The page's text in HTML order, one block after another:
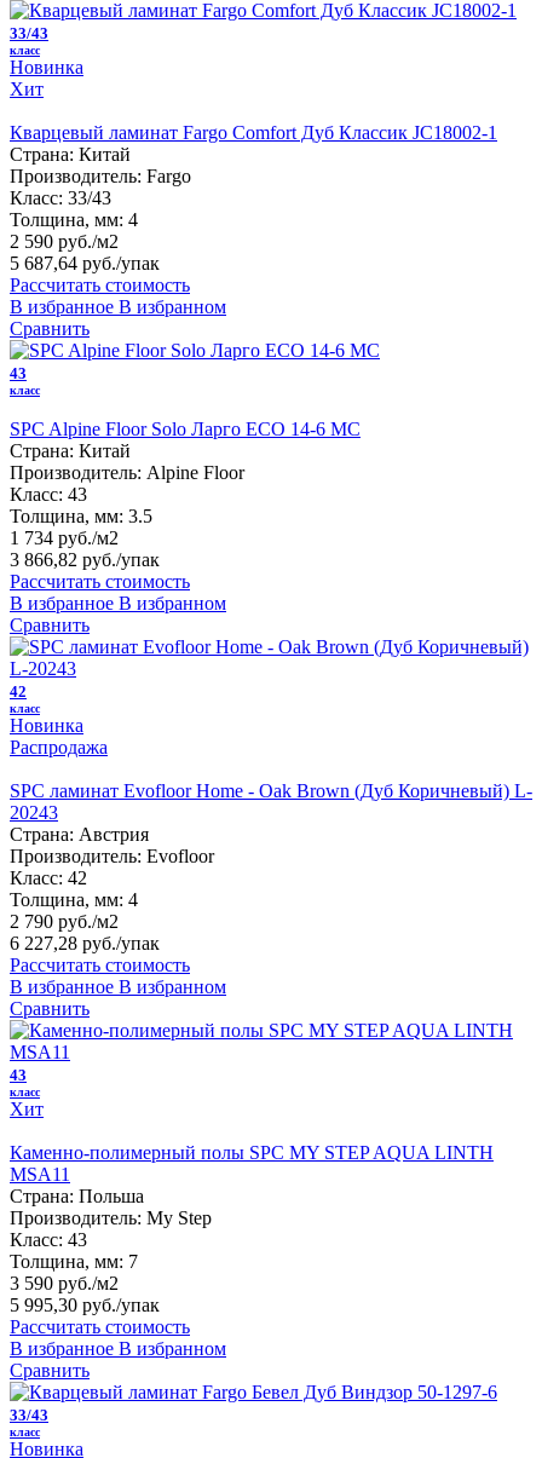
33/43
класс
Новинка
Хит
Кварцевый ламинат Fargo Comfort Дуб Классик JC18002-1
Страна: Китай
Производитель: Fargo
Класс: 33/43
Толщина, мм: 4
2 590 руб./м2
5 687,64 руб./упак
Рассчитать стоимость
В избранное В избранном
Сравнить
43
класс
SPC Alpine Floor Solo Ларго ЕСО 14-6 MC
Страна: Китай
Производитель: Alpine Floor
Класс: 43
Толщина, мм: 3.5
1 734 руб./м2
3 866,82 руб./упак
Рассчитать стоимость
В избранное В избранном
Сравнить
42
класс
Новинка
Распродажа
SPC ламинат Evofloor Home - Oak Brown (Дуб Коричневый) L-
20243
Страна: Австрия
Производитель: Evofloor
Класс: 42
Толщина, мм: 4
2 790 руб./м2
6 227,28 руб./упак
Рассчитать стоимость
В избранное В избранном
Сравнить
43
класс
Хит
Каменно-полимерный полы SPC MY STEP AQUA LINTH
MSA11
Страна: Польша
Производитель: My Step
Класс: 43
Толщина, мм: 7
3 590 руб./м2
5 995,30 руб./упак
Рассчитать стоимость
В избранное В избранном
Сравнить
33/43
класс
Новинка